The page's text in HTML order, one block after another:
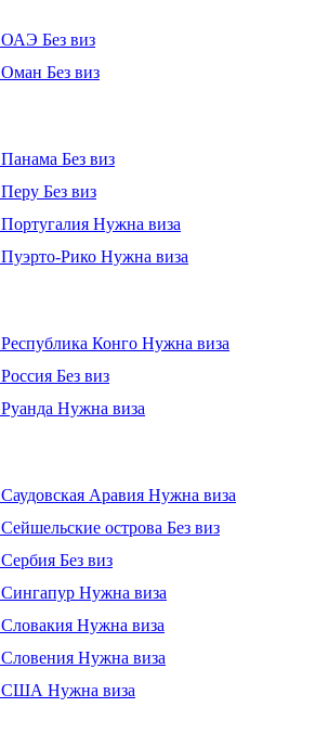
ОАЭ Без виз
Оман Без виз
Панама Без виз
Перу Без виз
Португалия Нужна виза
Пуэрто-Рико Нужна виза
Республика Конго Нужна виза
Россия Без виз
Руанда Нужна виза
Саудовская Аравия Нужна виза
Сейшельские острова Без виз
Сербия Без виз
Сингапур Нужна виза
Словакия Нужна виза
Словения Нужна виза
США Нужна виза